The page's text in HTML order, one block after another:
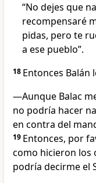
“No dejes que
recompensaré
pidas, pero te
a ese pueblo”.
18 Entonces Balán
—Aunque Balac
no podría hacer
en contra del
19 Entonces, por
como hicieron los
podría decirme el